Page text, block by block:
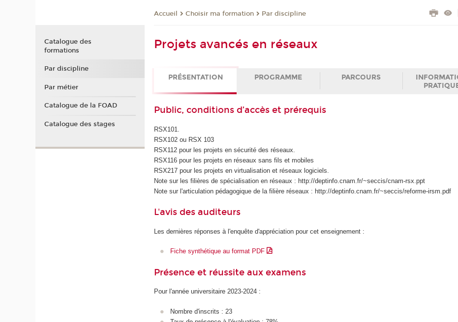
Accueil Choisir ma formation Par discipline
Projets avancés en réseaux
PRÉSENTATION PROGRAMME PARCOURS
Public, conditions d’accès et prérequis
RSX101.
RSX102 ou RSX 103
RSX112 pour les projets en sécurité des réseaux.
RSX116 pour les projets en réseaux sans fils et mobiles
RSX217 pour les projets en virtualisation et réseaux logiciels.
Note sur les filières de spécialisation en réseaux : http://deptinfo.cnam.fr/~seccis/cnam-rsx.ppt
Note sur l'articulation pédagogique de la filière réseaux : http://deptinfo.cnam.fr/~seccis/reforme-irsm.pdf
L'avis des auditeurs
Les dernières réponses à l'enquête d'appréciation pour cet enseignement :
Fiche synthétique au format PDF
Présence et réussite aux examens
Pour l'année universitaire 2023-2024 :
Nombre d'inscrits : 23
Catalogue des
formations
Par discipline
Par métier
Catalogue de la FOAD
Catalogue des stages